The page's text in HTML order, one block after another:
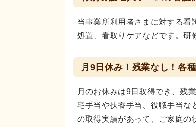
当事業所利用者さまに対する看
処置、看取りケアなどです。研
月9日休み！残業なし！各
月のお休みは9日取得でき、残
宅手当や扶養手当、役職手当な
の取得実績があって、ご家庭の